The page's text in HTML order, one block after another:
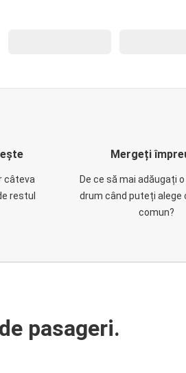
câteva
restul
Mergeți
De ce să mai adăugați
drum când puteți alege
comun?
pasageri.